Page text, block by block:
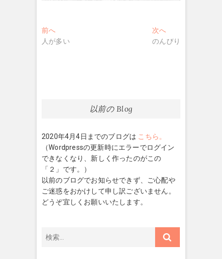
投
稿
ョ
ン
前へ
去
人が多い
次へ
の
のんびり
以前の Blog
2020年4月4日までのブログは こちら。
（Wordpressの更新時にエラーでログイン
できなくなり、新しく作ったのがこの
「２」です。）
以前のブログでお知らせできず、ご心配や
ご迷惑をおかけして申し訳ございません。
どうぞ宜しくお願いいたします。